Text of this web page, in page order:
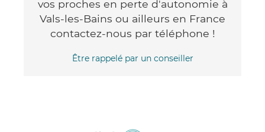
vos proches en perte d'autonomie à
Vals-les-Bains ou ailleurs en France
contactez-nous par téléphone !
Être rappelé par un conseiller